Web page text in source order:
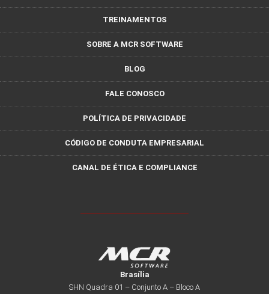
TREINAMENTOS
SOBRE A MCR SOFTWARE
BLOG
FALE CONOSCO
POLÍTICA DE PRIVACIDADE
CÓDIGO DE CONDUTA EMPRESARIAL
CANAL DE ÉTICA E COMPLIANCE
Brasília
SHN Quadra 01 – Conjunto A – Bloco A